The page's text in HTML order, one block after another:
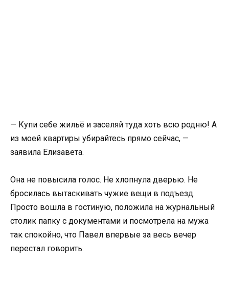
— Купи себе жильё и заселяй туда хоть всю родню! А
из моей квартиры убирайтесь прямо сейчас, —
заявила Елизавета.
Она не повысила голос. Не хлопнула дверью. Не
бросилась вытаскивать чужие вещи в подъезд.
Просто вошла в гостиную, положила на журнальный
столик папку с документами и посмотрела на мужа
так спокойно, что Павел впервые за весь вечер
перестал говорить.